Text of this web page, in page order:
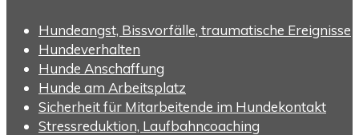
Hundeangst, Bissvorfälle, traumatische Ereignisse
Hundeverhalten
Hunde Anschaffung
Hunde am Arbeitsplatz
Sicherheit für Mitarbeitende im Hundekontakt
Stressreduktion, Laufbahncoaching